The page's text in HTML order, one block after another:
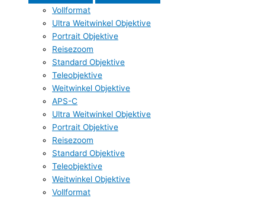
Vollformat
Ultra Weitwinkel Objektive
Portrait Objektive
Reisezoom
Standard Objektive
Teleobjektive
Weitwinkel Objektive
APS-C
Ultra Weitwinkel Objektive
Portrait Objektive
Reisezoom
Standard Objektive
Teleobjektive
Weitwinkel Objektive
Vollformat